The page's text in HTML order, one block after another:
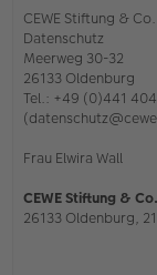
CEWE Stiftung &
Datenschutz
Meerweg 30-32
26133 Oldenburg
Tel.: +49 (0)441
Frau Elwira Wall
CEWE Stiftung &
26133 Oldenburg,